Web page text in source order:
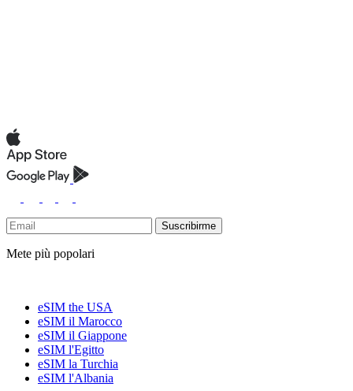
Suscribirme
Mete più popolari
eSIM the USA
eSIM il Marocco
eSIM il Giappone
eSIM l'Egitto
eSIM la Turchia
eSIM l'Albania